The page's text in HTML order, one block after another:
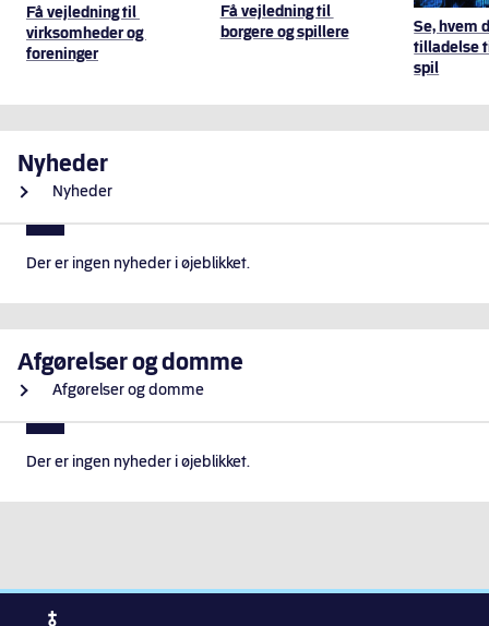
Få vejledning til
virksomheder og
foreninger
Få vejledning til
borgere og spillere
Se, hvem
tilladelse
spil
Nyheder
Nyheder
Der er ingen nyheder i øjeblikket.
Afgørelser og domme
Afgørelser og domme
Der er ingen nyheder i øjeblikket.